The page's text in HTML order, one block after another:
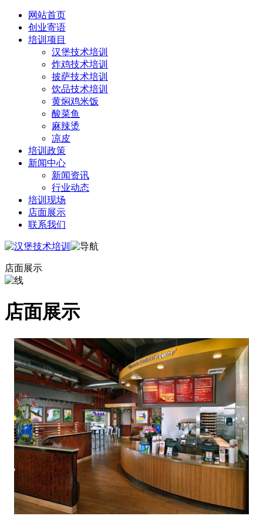
网站首页
创业寄语
培训项目
汉堡技术培训
炸鸡技术培训
披萨技术培训
饮品技术培训
黄焖鸡米饭
酸菜鱼
麻辣烫
凉皮
培训政策
新闻中心
新闻资讯
行业动态
培训现场
店面展示
联系我们
店面展示
店面展示